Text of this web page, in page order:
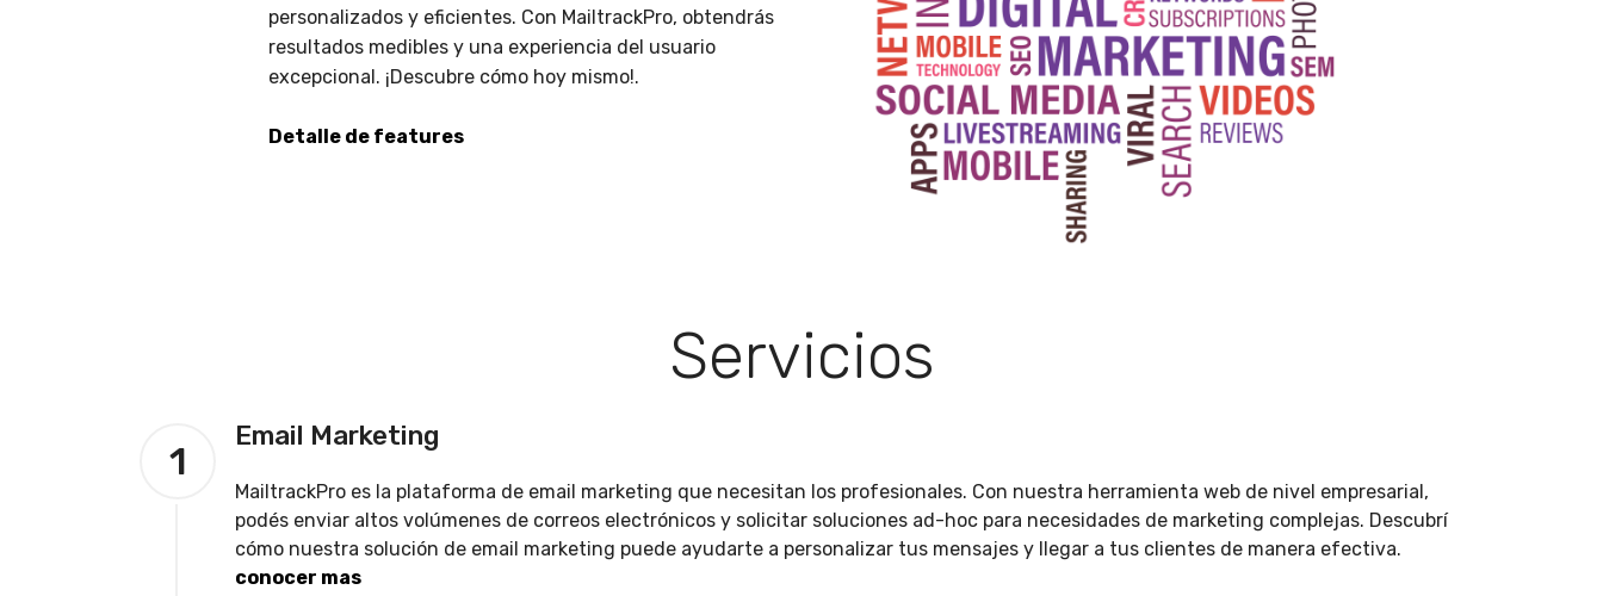
personalizados y eficientes. Con MailtrackPro, obtendrás
resultados medibles y una experiencia del usuario
excepcional. ¡Descubre cómo hoy mismo!.
Detalle de features
Servicios
1
Email Marketing
MailtrackPro es la plataforma de email marketing que necesitan los profesionales. Con nuestra herramienta web de nivel empresarial,
podés enviar altos volúmenes de correos electrónicos y solicitar soluciones ad-hoc para necesidades de marketing complejas. Descubrí
cómo nuestra solución de email marketing puede ayudarte a personalizar tus mensajes y llegar a tus clientes de manera efectiva.
conocer mas